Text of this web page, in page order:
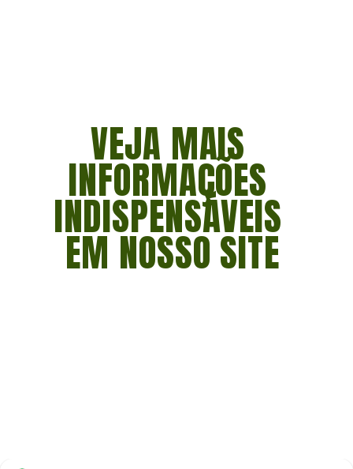
VEJA MAIS
INFORMAÇÕES
INDISPENSÁVEIS
EM NOSSO SITE